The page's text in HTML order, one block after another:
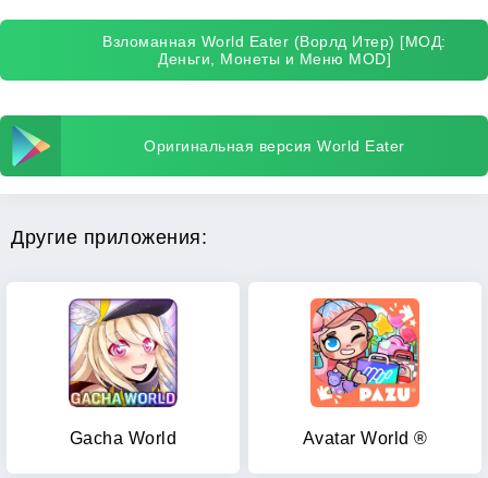
Взломанная World Eater (Ворлд Итер) [МОД:
Деньги, Монеты и Меню MOD]
Оригинальная версия World Eater
Другие приложения:
Gacha World Avatar World ®